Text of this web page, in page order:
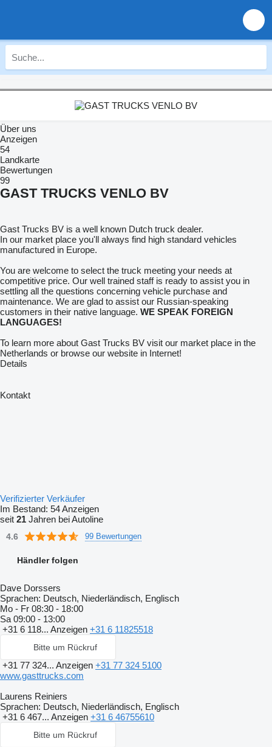
Über uns
Anzeigen
54
Landkarte
Bewertungen
99
GAST TRUCKS VENLO BV
Gast Trucks BV is a well known Dutch truck dealer.
In our market place you'll always find high standard vehicles
manufactured in Europe.
You are welcome to select the truck meeting your needs at
competitive price. Our well trained staff is ready to assist you in
settling all the questions concerning vehicle purchase and
maintenance. We are glad to assist our Russian-speaking
customers in their native language. WE SPEAK FOREIGN
LANGUAGES!
To learn more about Gast Trucks BV visit our market place in the
Netherlands or browse our website in Internet!
Details
Kontakt
Verifizierter Verkäufer
Im Bestand: 54 Anzeigen
seit 21 Jahren bei Autoline
4.6 99 Bewertungen
Händler folgen
Dave Dorssers
Sprachen: Deutsch, Niederländisch, Englisch
Mo - Fr 08:30 - 18:00
Sa 09:00 - 13:00
+31 6 118... Anzeigen +31 6 11825518
Bitte um Rückruf
+31 77 324... Anzeigen +31 77 324 5100
www.gasttrucks.com
Laurens Reiniers
Sprachen: Deutsch, Niederländisch, Englisch
+31 6 467... Anzeigen +31 6 46755610
Bitte um Rückruf